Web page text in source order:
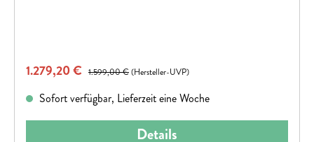
Verkaufspreis:
1.279,20 € Regulärer Preis:
1.599,00 €(Hersteller-UVP)
Sofort verfügbar, Lieferzeit eine Woche
Details